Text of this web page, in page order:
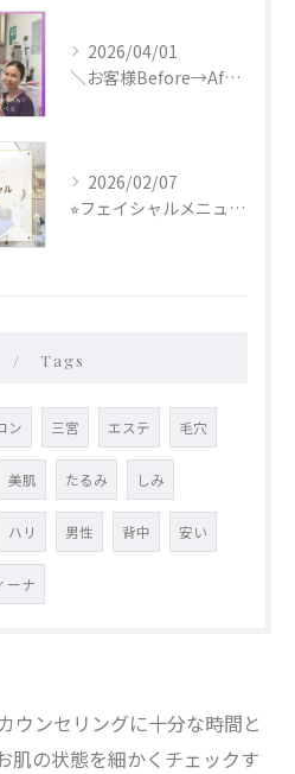
2026/04/01
＼お客様Before→After✨／
2026/02/07
⭐︎フェイシャルメニュー更新しました⭐︎
Tags
ン 三宮 エステ 毛穴
美肌 たるみ しみ
ハリ 男性 背中 安い
ーナ
ウンセリングに十分な時間と
肌の状態を細かくチェックす